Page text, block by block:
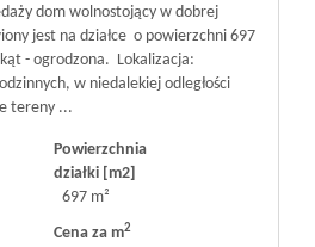
dom wolnostojący w dobrej
jest na działce o powierzchni 697
- ogrodzona. Lokalizacja:
w niedalekiej odległości
tereny ...
Powierzchnia
działki [m2]
697 m²
Cena za m2